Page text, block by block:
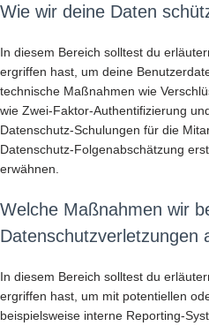
Wie wir deine Daten
In diesem Bereich solltest du
ergriffen hast, um deine
technische Maßnahmen wie
wie Zwei-Faktor-Authentifizierung
Datenschutz-Schulungen für die
Datenschutz-Folgenabschätzung
erwähnen.
Welche Maßnahmen wir
Datenschutzverletzungen
In diesem Bereich solltest du
ergriffen hast, um mit potentiellen
beispielsweise interne Reporting-